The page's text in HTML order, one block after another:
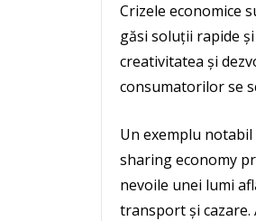
Crizele economice
găsi soluții rapide
creativitatea și
consumatorilor se
Un exemplu
sharing economy
nevoile unei lumi
transport și